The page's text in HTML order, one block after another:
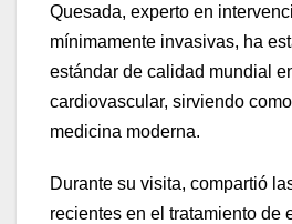
Quesada, experto en
mínimamente invasivas, ha
estándar de calidad mundial
cardiovascular, sirviendo
medicina moderna.
Durante su visita, compartió
recientes en el tratamiento de